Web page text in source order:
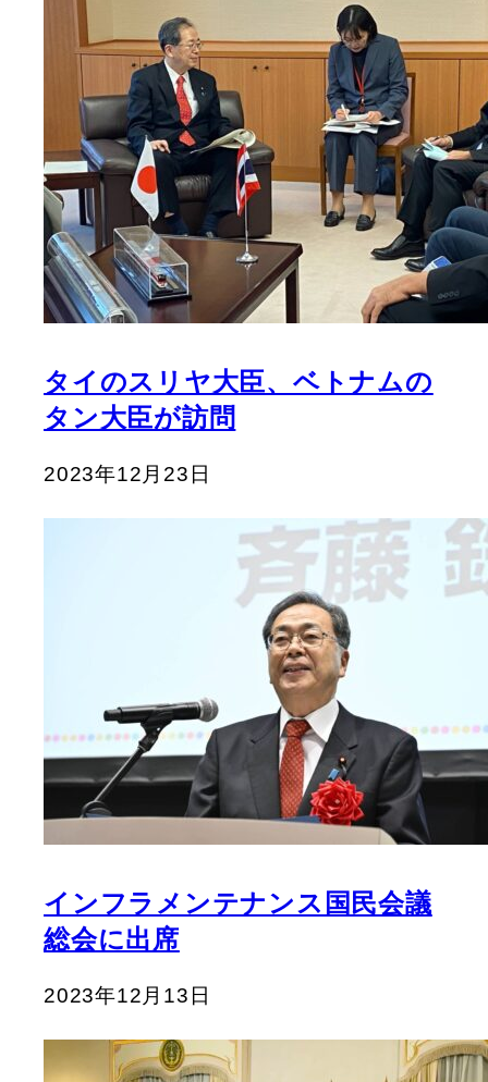
タイのスリヤ大臣、ベトナムの
タン大臣が訪問
2023年12月23日
インフラメンテナンス国民会議
総会に出席
2023年12月13日